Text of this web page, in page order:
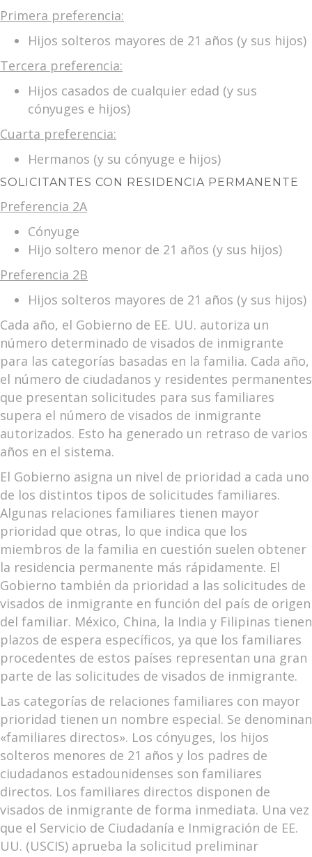
Primera preferencia:
Hijos solteros mayores de 21 años (y sus hijos)
Tercera preferencia:
Hijos casados de cualquier edad (y sus
cónyuges e hijos)
Cuarta preferencia:
Hermanos (y su cónyuge e hijos)
SOLICITANTES CON RESIDENCIA PERMANENTE
Preferencia 2A
Cónyuge
Hijo soltero menor de 21 años (y sus hijos)
Preferencia 2B
Hijos solteros mayores de 21 años (y sus hijos)
Cada año, el Gobierno de EE. UU. autoriza un
número determinado de visados de inmigrante
para las categorías basadas en la familia. Cada año,
el número de ciudadanos y residentes permanentes
que presentan solicitudes para sus familiares
supera el número de visados de inmigrante
autorizados. Esto ha generado un retraso de varios
años en el sistema.
El Gobierno asigna un nivel de prioridad a cada uno
de los distintos tipos de solicitudes familiares.
Algunas relaciones familiares tienen mayor
prioridad que otras, lo que indica que los
miembros de la familia en cuestión suelen obtener
la residencia permanente más rápidamente. El
Gobierno también da prioridad a las solicitudes de
visados de inmigrante en función del país de origen
del familiar. México, China, la India y Filipinas tienen
plazos de espera específicos, ya que los familiares
procedentes de estos países representan una gran
parte de las solicitudes de visados de inmigrante.
Las categorías de relaciones familiares con mayor
prioridad tienen un nombre especial. Se denominan
«familiares directos». Los cónyuges, los hijos
solteros menores de 21 años y los padres de
ciudadanos estadounidenses son familiares
directos. Los familiares directos disponen de
visados de inmigrante de forma inmediata. Una vez
que el Servicio de Ciudadanía e Inmigración de EE.
UU. (USCIS) aprueba la solicitud preliminar